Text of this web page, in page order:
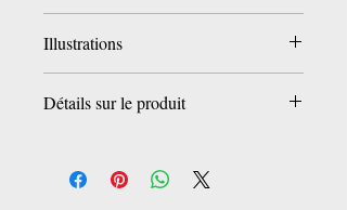
Illustrations
Détails sur le produit
Tranche d'âges: 3 - 8 années
Editeur : Usborne (23 mai 2013)